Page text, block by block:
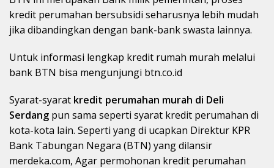
kredit perumahan bersubsidi seharusnya lebih mudah
jika dibandingkan dengan bank-bank swasta lainnya.
Untuk informasi lengkap kredit rumah murah melalui
bank BTN bisa mengunjungi btn.co.id
Syarat-syarat kredit perumahan murah di Deli
Serdang pun sama seperti syarat kredit perumahan di
kota-kota lain. Seperti yang di ucapkan Direktur KPR
Bank Tabungan Negara (BTN) yang dilansir
merdeka.com, Agar permohonan kredit perumahan